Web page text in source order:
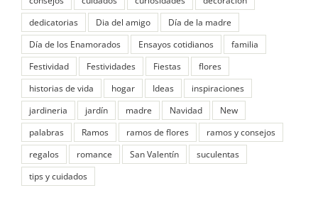
dedicatorias
Dia del amigo
Día de la madre
Día de los Enamorados
Ensayos cotidianos
familia
Festividad
Festividades Fiestas
flores
historias de vida
hogar Ideas
inspiraciones
jardineria
jardín madre Navidad
New
palabras
Ramos ramos de flores
ramos y consejos
regalos
romance San Valentín
suculentas
tips y cuidados